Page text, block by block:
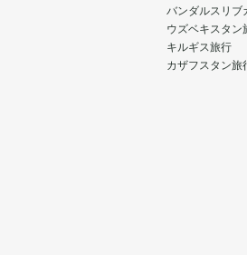
バンダルスリブ
ウズベキスタン
キルギス旅行
カザフスタン旅